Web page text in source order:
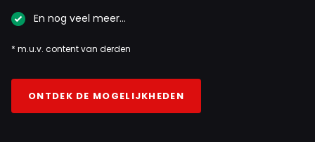
En nog veel meer…
* m.u.v. content van derden
ONTDEK DE MOGELIJKHEDEN